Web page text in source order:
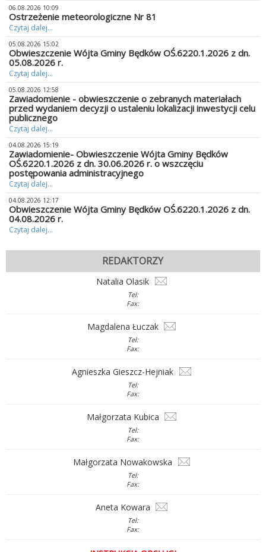
06.08.2026 10:09
Ostrzeżenie meteorologiczne Nr 81
Czytaj dalej...
05.08.2026 15:02
Obwieszczenie Wójta Gminy Będków OŚ.6220.1.2026 z dn.
05.08.2026 r.
Czytaj dalej...
05.08.2026 12:58
Zawiadomienie - obwieszczenie o zebranych materiałach
przed wydaniem decyzji o ustaleniu lokalizacji inwestycji celu
publicznego
Czytaj dalej...
04.08.2026 15:19
Zawiadomienie- Obwieszczenie Wójta Gminy Będków
OŚ.6220.1.2026 z dn. 30.06.2026 r. o wszczęciu
postępowania administracyjnego
Czytaj dalej...
04.08.2026 12:17
Obwieszczenie Wójta Gminy Będków OŚ.6220.1.2026 z dn.
04.08.2026 r.
Czytaj dalej...
REDAKTORZY
Natalia Olasik
Tel:
Fax:
Magdalena Łuczak
Tel:
Fax:
Agnieszka Gieszcz-Hejniak
Tel:
Fax:
Małgorzata Kubica
Tel:
Fax:
Małgorzata Nowakowska
Tel:
Fax:
Aneta Kowara
Tel:
Fax: